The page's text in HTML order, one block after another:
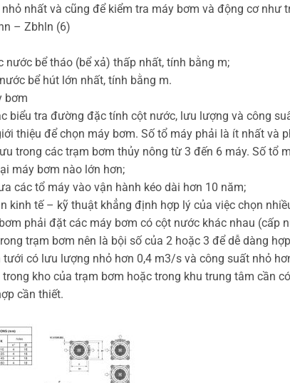
nhất và cũng để kiểm tra máy bơm và động cơ như
– Zbhln (6)
nước bể tháo (bể xả) thấp nhất, tính bằng m;
bể hút lớn nhất, tính bằng m.
bơm
biểu tra đường đặc tính cột nước, lưu lượng và công
thiệu để chọn máy bơm. Số tổ máy phải là ít nhất và
trong các trạm bơm thủy nông từ 3 đến 6 máy. Số tổ
máy bơm nào lớn hơn;
các tổ máy vào vận hành kéo dài hơn 10 năm;
kinh tế – kỹ thuật khẳng định hợp lý của việc chọn
phải đặt các máy bơm có cột nước khác nhau (cấp
trạm bơm nên là bội số của 2 hoặc 3 để dễ dàng
tưới có lưu lượng nhỏ hơn 0,4 m3/s và công suất nhỏ
kho của trạm bơm hoặc trong khu trung tâm cần
cần thiết.